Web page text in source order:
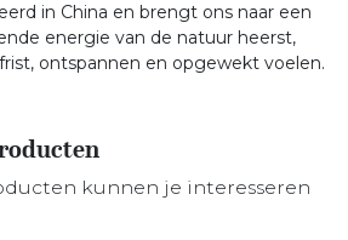
in China en brengt ons naar een
energie van de natuur heerst,
ontspannen en opgewekt voelen.
kunnen je interesseren